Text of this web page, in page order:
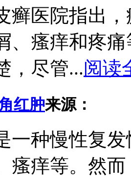
癣医院指出
、瘙痒和疼
，尽管...阅读
红肿来源：
一种慢性复
瘙痒等。然